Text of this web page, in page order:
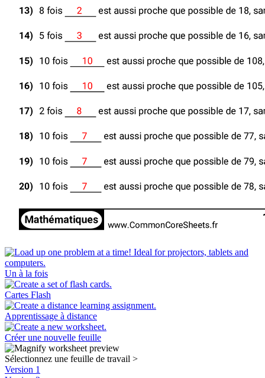
Un à la fois
Cartes Flash
Apprentissage à distance
Créer une nouvelle feuille
Sélectionnez une feuille de travail >
Version 1